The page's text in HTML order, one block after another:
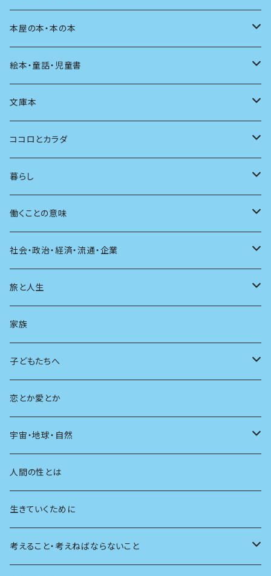
文章術
評論
言葉
言語
批評
アンソロジー
自伝・伝記
料理
発酵・麹
住う
その他
イラスト
アート
写真
その他
インテリア
ファッション
建築
スポーツ
AIと社会
広告
映画
音楽
マンガ
テレビ
ラジオ
マガジン
その他
アニメ
日本の芸能
本屋の本・本の本
本屋さんの本
本の本
読書
絵本・童話・児童書
小さいお子さん向け
自分で読めるようになったら
大人も楽しい絵本
海外絵本
童話
その他
文庫本
男性作家
女性作家
その他
ココロとカラダ
フェミニズム
カウンセリング
人間関係
健康
暮らし
料理
育児
日常生活
学ぶ楽しみ
働くことの意味
仕事のヒント
社会・政治・経済・流通・企業
過去
現在
未来
旅と人生
旅
人生
家族
子どもたちへ
教育
友達
学校
恋とか愛とか
宇宙・地球・自然
動物
植物
天体
人間の性とは
生きていくために
考えること・考えねばならないこと